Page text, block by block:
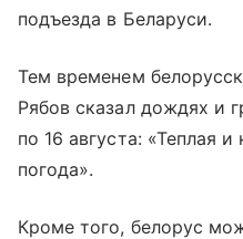
подъезда в Беларуси.
Тем временем
Рябов сказал дождях и
по 16 августа: «Теплая
погода».
Кроме того, белорус